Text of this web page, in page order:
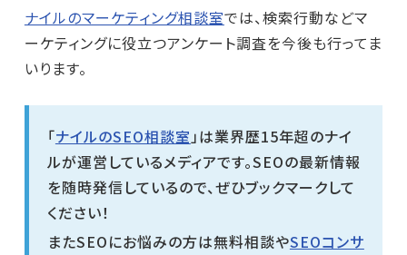
ナイルのマーケティング相談室では、検索行動などマ
ーケティングに役立つアンケート調査を今後も行ってま
いります。
「ナイルのSEO相談室」は業界歴15年超のナイ
ルが運営しているメディアです。SEOの最新情報
を随時発信しているので、ぜひブックマークして
ください！
またSEOにお悩みの方は無料相談やSEOコンサ